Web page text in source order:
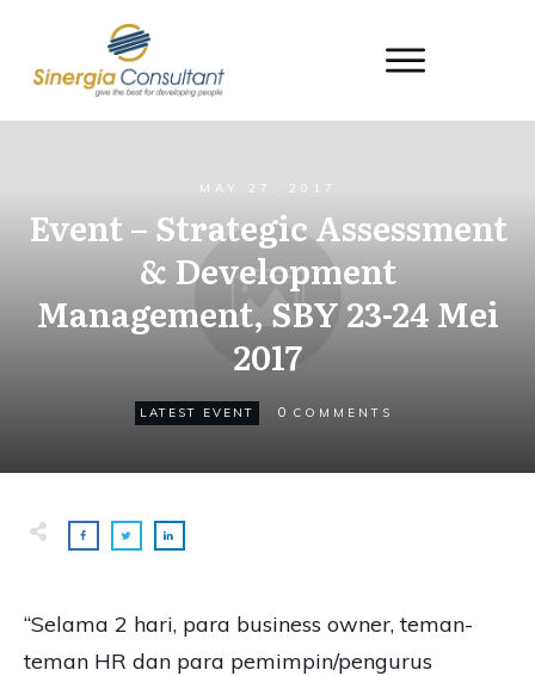
MAY 27, 2017
Event – Strategic Assessment
& Development
Management, SBY 23-24 Mei
2017
LATEST EVENT 0 COMMENTS
“Selama 2 hari, para business owner, teman-
teman HR dan para pemimpin/pengurus